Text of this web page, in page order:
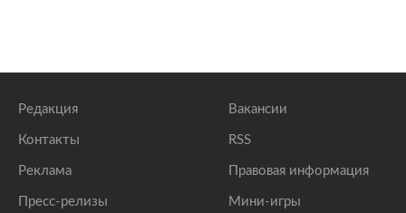
Редакция
Контакты
Реклама
Пресс-релизы
Вакансии
RSS
Правовая информация
Мини-игры